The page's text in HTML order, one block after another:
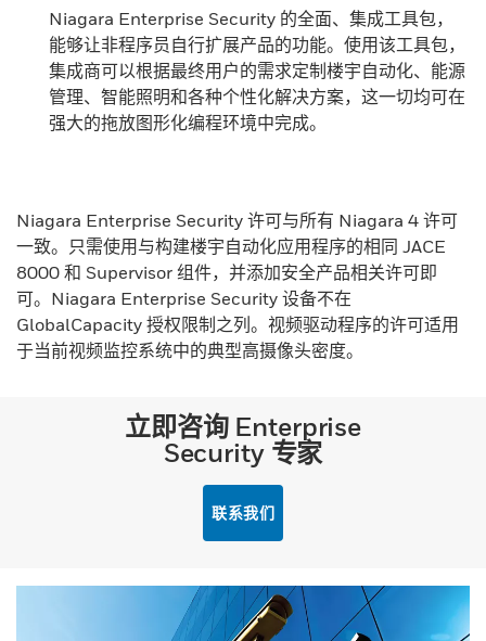
Niagara Enterprise Security 的全面、集成工具包，
能够让非程序员自行扩展产品的功能。使用该工具包，
集成商可以根据最终用户的需求定制楼宇自动化、能源
管理、智能照明和各种个性化解决方案，这一切均可在
强大的拖放图形化编程环境中完成。
Niagara Enterprise Security 许可与所有 Niagara 4 许可
一致。只需使用与构建楼宇自动化应用程序的相同 JACE
8000 和 Supervisor 组件，并添加安全产品相关许可即
可。Niagara Enterprise Security 设备不在
GlobalCapacity 授权限制之列。视频驱动程序的许可适用
于当前视频监控系统中的典型高摄像头密度。
立即咨询 Enterprise
Security 专家
联系我们